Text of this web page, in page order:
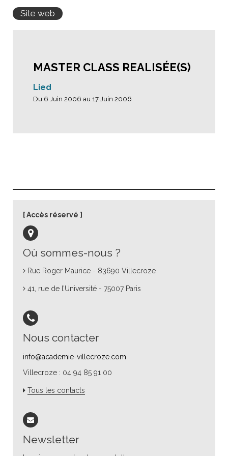
Site web
MASTER CLASS REALISÉE(S)
Lied
Du 6 Juin 2006 au 17 Juin 2006
Où sommes-nous ?
Rue Roger Maurice - 83690 Villecroze
41, rue de l’Université - 75007 Paris
Nous contacter
info@academie-villecroze.com
Villecroze : 04 94 85 91 00
Tous les contacts
Newsletter
Accès réservé